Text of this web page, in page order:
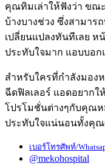
คุณทิมเล่าให้ฟังว่า ขณ
บ้างบางช่วง ซึ่งสามาร
เปลี่ยนแปลงทันทีเลย
ประทับใจมาก แอบบอ
สำหรับใครที่กำลังมอง
ฉีดฟิลเลอร์ แอดอยากใ
โปรโมชั่นต่างๆกับคุณห
ประทับใจแน่นอนทั้งคุ
เบอร์โทรศัพท์/
@mekohospital